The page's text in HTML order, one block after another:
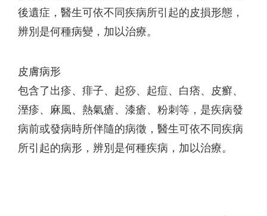
後遺症，醫生可依不同疾病所引起的皮損形態，
辨別是何種病變，加以治療。
皮膚病形
包含了出疹、痱子、起痧、起痘、白痞、皮癬、
溼疹、麻風、熱氣瘡、漆瘡、粉刺等，是疾病發
病前或發病時所伴隨的病徵，醫生可依不同疾病
所引起的病形，辨別是何種疾病，加以治療。